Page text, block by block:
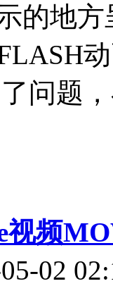
的地
问题
视频
02